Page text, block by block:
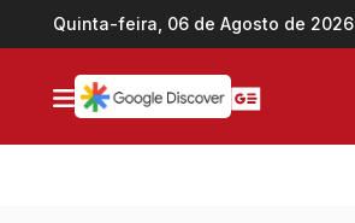
Ir direto pro conteúdo
Quinta-feira, 06 de Agosto de 2026